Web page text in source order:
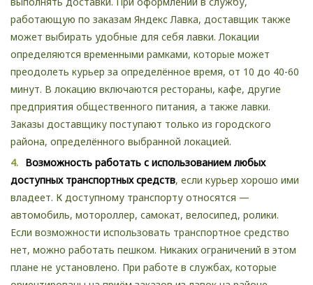
работающую по заказам Яндекс Лавка, доставщик также
может выбирать удобные для себя лавки. Локации
определяются временными рамками, которые может
преодолеть курьер за определённое время, от 10 до 40-60
минут. В локацию включаются рестораны, кафе, другие
предприятия общественного питания, а также лавки.
Заказы доставщику поступают только из городского
района, определённого выбранной локацией.
Возможность работать с использованием любых
доступных транспортных средств, если курьер хорошо ими
владеет. К доступному транспорту относятся —
автомобиль, мотороллер, самокат, велосипед, ролики.
Если возможности использовать транспортное средство
нет, можно работать пешком. Никаких ограничений в этом
плане не установлено. При работе в службах, которые